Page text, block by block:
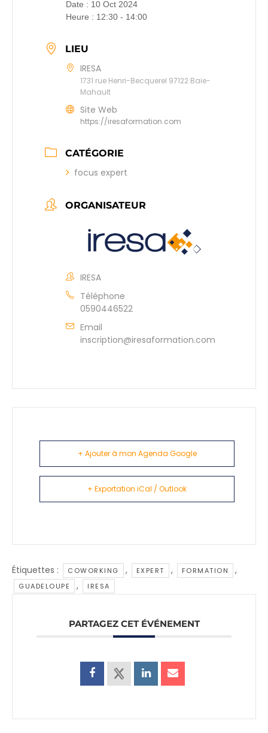
Date : 10 Oct 2024
Heure : 12:30 - 14:00
LIEU
IRESA
1731 rue Henri-Becquerel 97122 Baie-
Mahault
Site Web
https://iresaformation.com
CATÉGORIE
focus expert
ORGANISATEUR
IRESA
Téléphone
0590446522
Email
inscription@iresaformation.com
+ Ajouter à mon Agenda Google
+ Exportation iCal / Outlook
Étiquettes : COWORKING , EXPERT , FORMATION ,
GUADELOUPE , IRESA
PARTAGEZ CET ÉVÉNEMENT